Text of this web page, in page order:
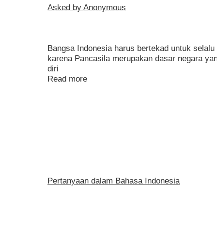
Asked by Anonymous
Bangsa Indonesia harus bertekad untuk
karena Pancasila merupakan dasar negara
diri
Read more
Pertanyaan dalam Bahasa Indonesia